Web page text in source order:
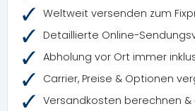
Weltweit versenden zum
Detaillierte Online-
Abholung vor Ort immer
Carrier, Preise & Optionen
Versandkosten berechnen &